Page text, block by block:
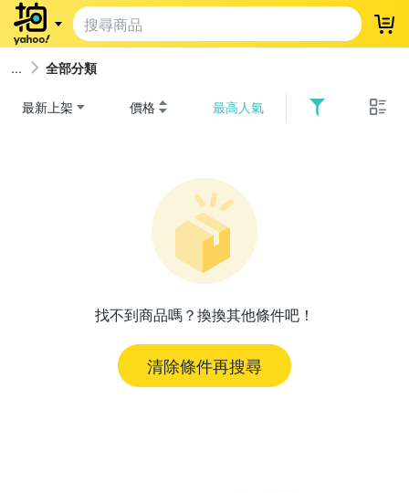
登
全部分類
最新上架 價格 最高人氣
找不到商品嗎？換換其他條件吧！
清除條件再搜尋